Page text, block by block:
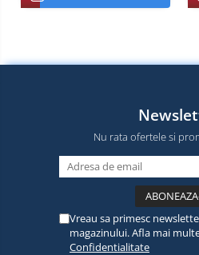
Nu rata ofertele si
Vreau sa primesc
magazinului. Afla mai
Confidentialitate